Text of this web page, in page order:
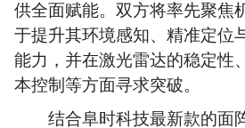
供全面赋能。双方将率先聚焦
于提升其环境感知、精准定位
能力，并在激光雷达的稳定性
本控制等方面寻求突破。
结合阜时科技最新款的面